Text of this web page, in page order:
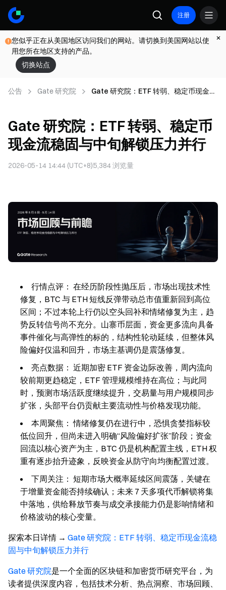
注册
您似乎正在从美国地区访问我们的网站。请切换到美国网站以使
用您所在地区支持的产品。
切换站点
公告 Gate 研究院
Gate 研究院：ETF 转弱、稳定币现金流
Gate 研究院：ETF 转弱、稳定币
现金流稳固与中旬解锁压力并行
2026-05-14 14:44 (UTC+8)5,384浏览量
行情点评： 在经历阶段性抛压后，市场出现技术性
修复，BTC 与 ETH 短线反弹带动总市值重新回到高位
区间；不过本轮上行仍以空头回补和情绪修复为主，趋
势反转信号尚不充分。山寨币层面，资金更多流向具备
事件催化与高弹性的标的，结构性轮动延续，但整体风
险偏好仅温和回升，市场主基调仍是震荡修复。
亮点数据： 近期加密 ETF 资金边际改善，周内流向
较前期更趋稳定，ETF 管理规模维持在高位；与此同
时，预测市场活跃度继续提升，交易量与用户规模同步
扩张，头部平台仍贡献主要流动性与价格发现功能。
本周聚焦： 情绪修复仍在进行中，恐惧贪婪指标较
低位回升，但尚未进入明确“风险偏好扩张”阶段；资金
回流以核心资产为主，BTC 仍是机构配置主线，ETH 权
重有逐步抬升迹象，反映资金从防守向均衡配置过渡。
下周关注： 短期市场大概率延续区间震荡，关键在
于增量资金能否持续确认；未来 7 天多项代币解锁将集
中落地，供给释放节奏与成交承接能力仍是影响情绪和
价格波动的核心变量。
探索本日详情 → Gate 研究院：ETF 转弱、稳定币现金流稳
固与中旬解锁压力并行
Gate 研究院是一个全面的区块链和加密货币研究平台，为
读者提供深度内容，包括技术分析、热点洞察、市场回顾、